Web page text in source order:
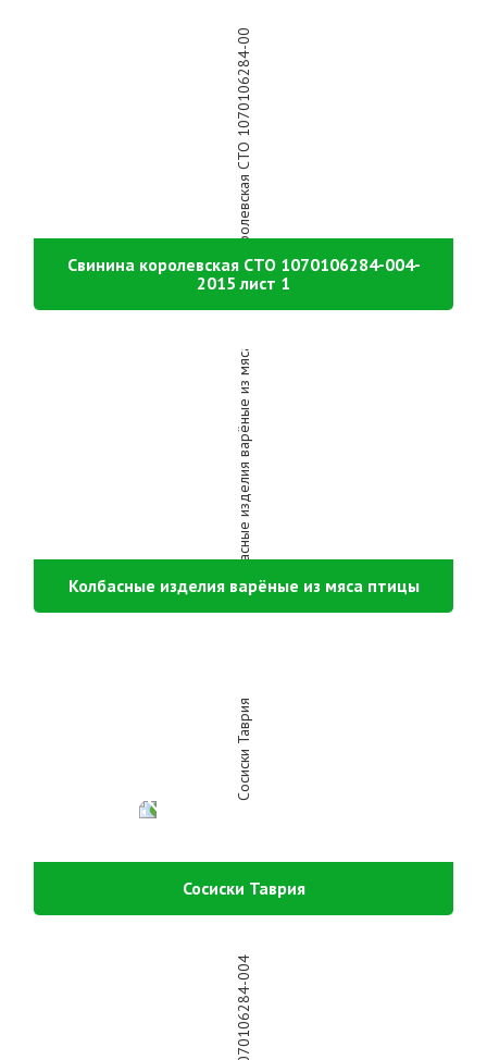
Свинина королевская СТО 1070106284-004-
2015 лист 1
Колбасные изделия варёные из мяса птицы
Сосиски Таврия